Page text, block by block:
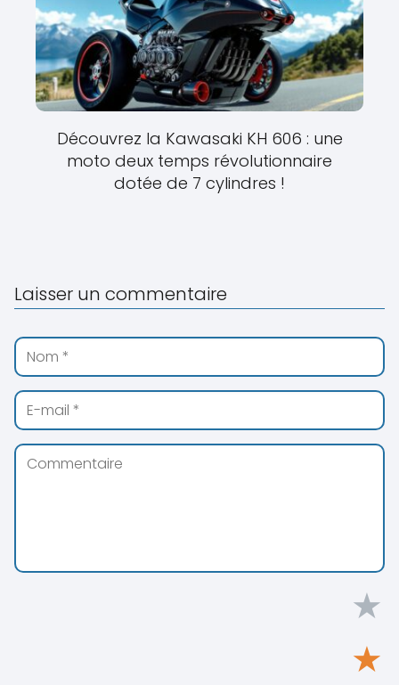
Découvrez la Kawasaki KH 606 : une
moto deux temps révolutionnaire
dotée de 7 cylindres !
Laisser un commentaire
★
★